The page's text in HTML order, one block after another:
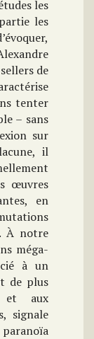
les
les
de
tenter
– sans
sur
il
œuvres
en
À notre
méga-
à un
de plus
et aux
signale